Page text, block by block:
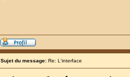
Sujet du message: Re: L'interface